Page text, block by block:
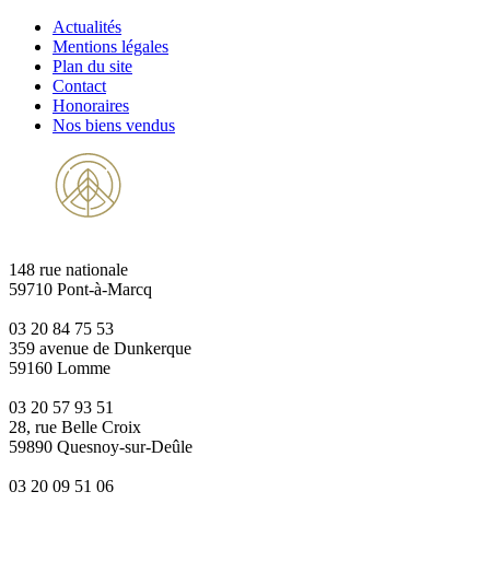
Actualités
Mentions légales
Plan du site
Contact
Honoraires
Nos biens vendus
148 rue nationale
59710 Pont-à-Marcq
03 20 84 75 53
359 avenue de Dunkerque
59160 Lomme
03 20 57 93 51
28, rue Belle Croix
59890 Quesnoy-sur-Deûle
03 20 09 51 06